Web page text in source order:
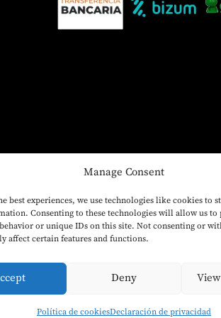
Manage Consent
best experiences, we use technologies like cookies to
Consenting to these technologies will allow us to
or unique IDs on this site. Not consenting or
affect certain features and functions.
Deny
Política de cookiesDeclaración de privacidad